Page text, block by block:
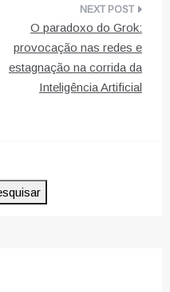
O paradoxo do Grok:
provocação nas redes e
estagnação na corrida da
Inteligência Artificial